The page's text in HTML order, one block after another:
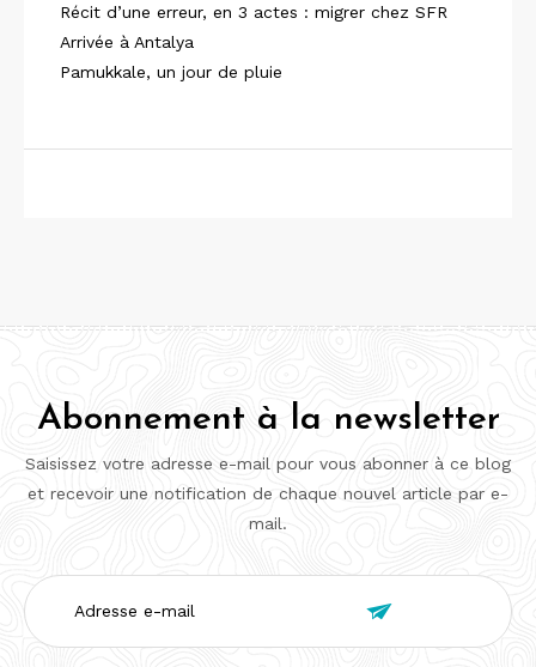
Récit d’une erreur, en 3 actes : migrer chez SFR
Arrivée à Antalya
Pamukkale, un jour de pluie
Abonnement à la newsletter
Saisissez votre adresse e-mail pour vous abonner à ce blog
et recevoir une notification de chaque nouvel article par e-
mail.
Adresse
e-
mail
